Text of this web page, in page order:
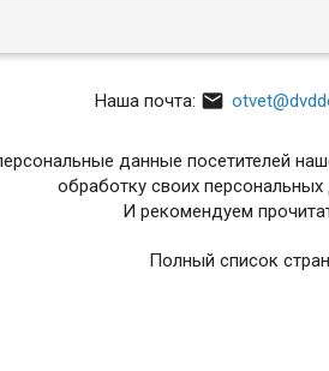
Наша почта: 
данные посетителей
обработку своих
И рекомендуем
Полный список